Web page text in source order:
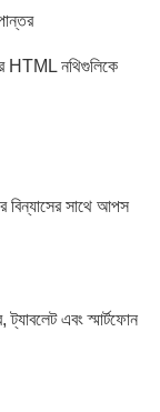
HTML নথিগুলিকে
বিন্যাসের সাথে আপস
এবং স্মার্টফোন